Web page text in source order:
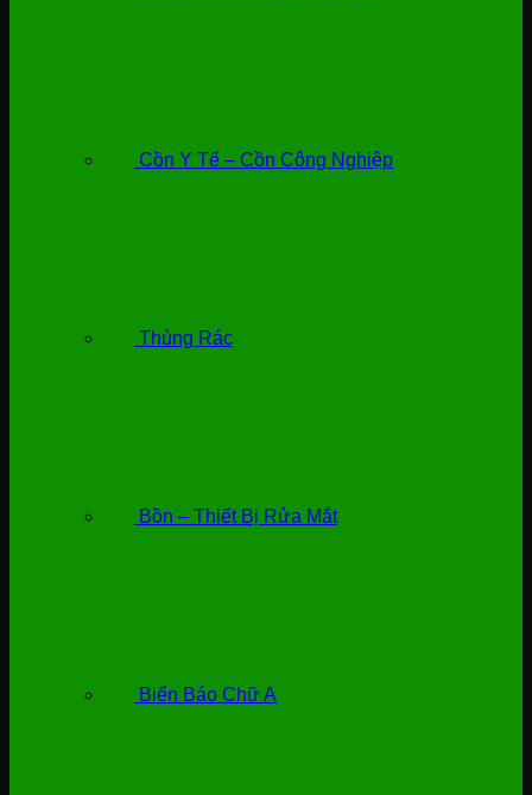
Cồn Y Tế – Cồn Công Nghiệp
Thùng Rác
Bồn – Thiết Bị Rửa Mắt
Biển Báo Chữ A